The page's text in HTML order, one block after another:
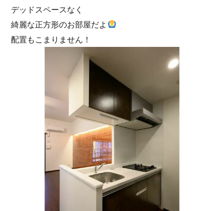
デッドスペースなく
綺麗な正方形のお部屋だよ
配置もこまりません！